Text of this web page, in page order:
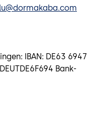
IBAN: DE63 6947
Bank-